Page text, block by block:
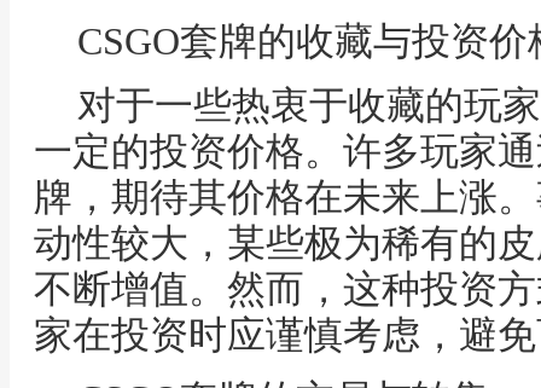
CSGO套牌的收藏与投资价
对于一些热衷于收藏的玩
一定的投资价格。许多玩家
牌，期待其价格在未来上涨
动性较大，某些极为稀有的
不断增值。然而，这种投资
家在投资时应谨慎考虑，避